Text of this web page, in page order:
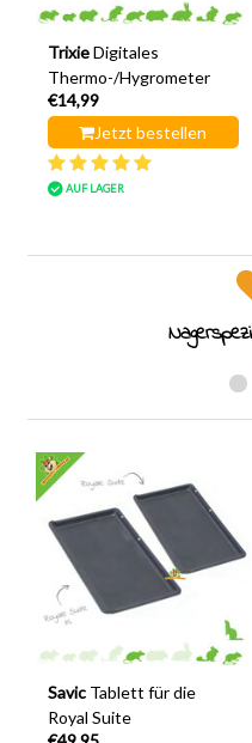
Trixie Digitales
Thermo-/Hygrometer
€14,99
Jetzt bestellen
AUF LAGER
Savic Tablett für die
Royal Suite